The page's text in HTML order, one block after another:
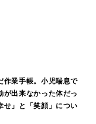
作業手帳。小児喘息で
が出来なかった体だっ
せ」と「笑顔」につい